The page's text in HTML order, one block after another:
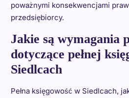
poważnymi konsekwencjami
przedsiębiorcy.
Jakie są wymagania
dotyczące pełnej
Siedlcach
Pełna księgowość w Siedlcach,